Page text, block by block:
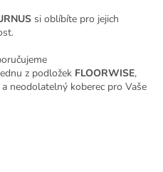
si oblíbíte pro jejich
z podložek FLOORWISE,
neodolatelný koberec pro Vaše